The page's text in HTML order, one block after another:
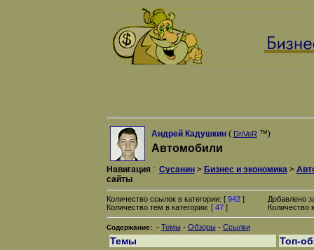
Андрей Кадушкин( DriVeR ™)
Автомобили
Навигация: Сусанин> Бизнес и экономика>
сайты
Количество ссылок в категории: [ 942]
Количество тем в категории: [ 47]
Добавлено
Количество
Содержание: - Темы - Обзоры - Ссылки
Темы
Топ-